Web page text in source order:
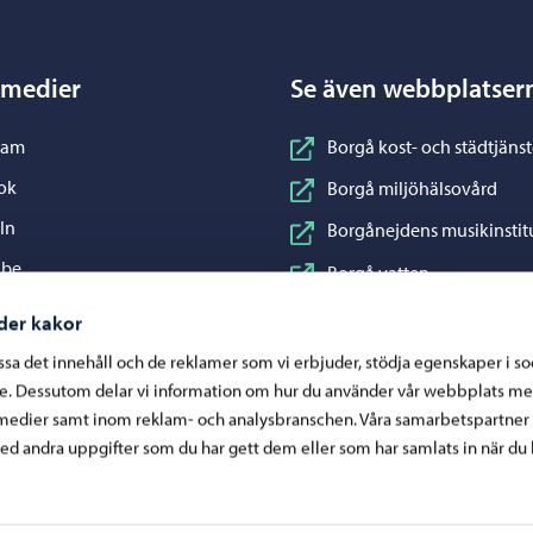
kakor
det innehåll och de reklamer som vi erbjuder, stödja egenskaper i
Dessutom delar vi information om hur du använder vår webbplats
samt inom reklam- och analysbranschen. Våra samarbetspartner
andra uppgifter som du har gett dem eller som har samlats in när du
Se även
Borgå kost- och
Borgå miljöhälsovård
Borgånejdens
Borgå vatten
Konstfabriken
Visit Porvoo
Östra Nylands